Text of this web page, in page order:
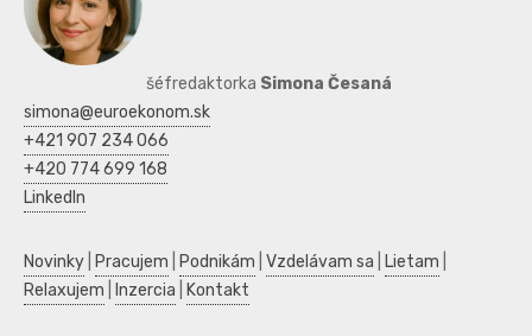
šéfredaktorka Simona Česaná
simona@euroekonom.sk
+421 907 234 066
+420 774 699 168
LinkedIn
Novinky Pracujem Podnikám Vzdelávam sa Lietam
Relaxujem
Inzercia Kontakt